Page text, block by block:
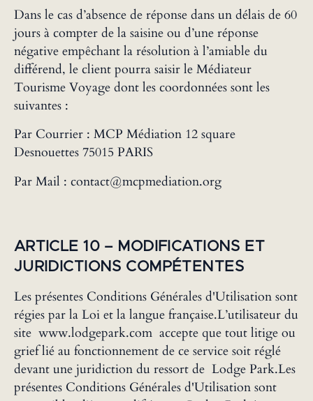
Dans le cas d’absence de réponse dans un délais de 60
jours à compter de la saisine ou d’une réponse
négative empêchant la résolution à l’amiable du
différend, le client pourra saisir le Médiateur
Tourisme Voyage dont les coordonnées sont les
suivantes :
Par Courrier : MCP Médiation 12 square
Desnouettes 75015 PARIS
Par Mail : contact@mcpmediation.org
‍ARTICLE 10 – MODIFICATIONS ET
JURIDICTIONS COMPÉTENTES
Les présentes Conditions Générales d'Utilisation sont
régies par la Loi et la langue française.L’utilisateur du
site www.lodgepark.com accepte que tout litige ou
grief lié au fonctionnement de ce service soit réglé
devant une juridiction du ressort de Lodge Park.Les
présentes Conditions Générales d'Utilisation sont